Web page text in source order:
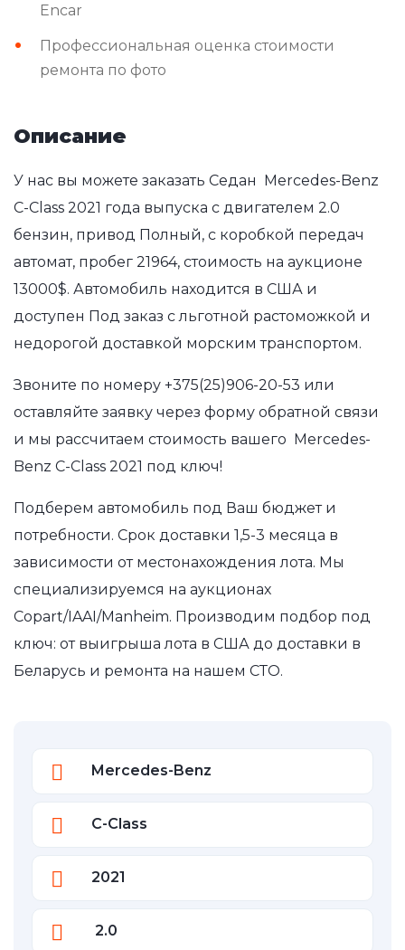
Encar
Профессиональная оценка стоимости
ремонта по фото
Описание
У нас вы можете заказать Седан Mercedes-Benz
C-Class 2021 года выпуска с двигателем 2.0
бензин, привод Полный, с коробкой передач
автомат, пробег 21964, стоимость на аукционе
13000$. Автомобиль находится в США и
доступен Под заказ с льготной растоможкой и
недорогой доставкой морским транспортом.
Звоните по номеру +375(25)906-20-53 или
оставляйте заявку через форму обратной связи
и мы рассчитаем стоимость вашего Mercedes-
Benz C-Class 2021 под ключ!
Подберем автомобиль под Ваш бюджет и
потребности. Срок доставки 1,5-3 месяца в
зависимости от местонахождения лота. Мы
специализируемся на аукционах
Copart/IAAI/Manheim. Производим подбор под
ключ: от выигрыша лота в США до доставки в
Беларусь и ремонта на нашем СТО.
Mercedes-Benz
C-Class
2021
2.0